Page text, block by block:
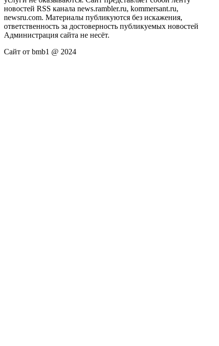
новостей RSS канала news.rambler.ru, kommersant.ru,
newsru.com. Материалы публикуются без искажения,
ответственность за достоверность публикуемых новостей
Администрация сайта не несёт.
Сайт от bmb1 @ 2024